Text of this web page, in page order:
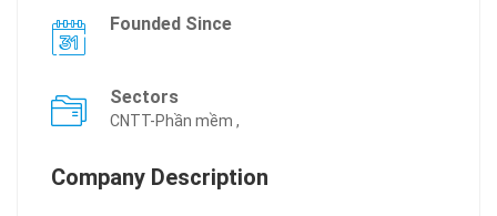
Founded Since
Sectors
CNTT-Phần mềm ,
Company Description